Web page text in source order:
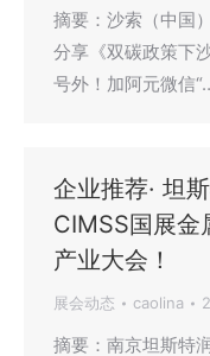
摘要：沙索（中国
分享《双碳政策下
号外！加阿元微信
企业推荐· 坦
CIMSS国展金
产业大会！
展会动态 caolina
摘要：南京坦斯特